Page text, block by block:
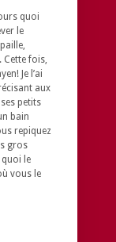
quoi
le
Cette fois,
Je l’ai
aux
petits
bain
repiquez
gros
quoi le
vous le